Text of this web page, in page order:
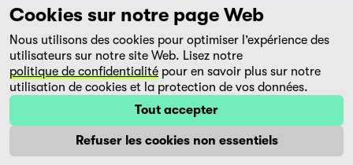
d'Afrique et d'Europe de l'Est, dans les salles de cinéma,
grâce à ses propres éditions DVD et sur la plateforme de
streaming filmingo.
Cookies sur notre page Web
Nous utilisons des cookies pour optimiser l’expérience des
utilisateurs sur notre site Web. Lisez notre
politique de confidentialité pour en savoir plus sur notre
utilisation de cookies et la protection de vos données.
Tout accepter
Refuser les cookies non essentiels